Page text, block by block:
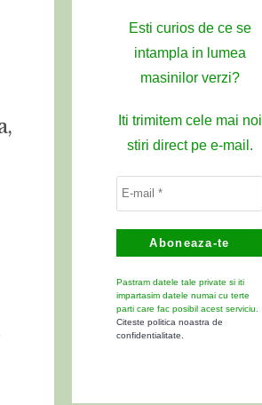
Esti curios de ce se
intampla in lumea
masinilor verzi?
Iti trimitem cele mai noi
stiri direct pe e-mail.
Pastram datele tale private si iti
impartasim datele numai cu terte
parti care fac posibil acest serviciu.
Citeste politica noastra de
confidentialitate.